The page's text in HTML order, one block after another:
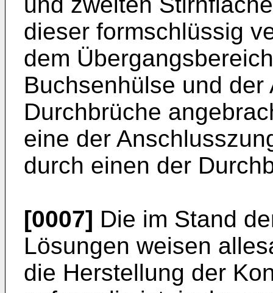
dieser formschlüssig
dem
Buchsenhülse und
Durchbrüche
eine der
durch einen der
[0007] Die im Stand
Lösungen weisen
die Herstellung der